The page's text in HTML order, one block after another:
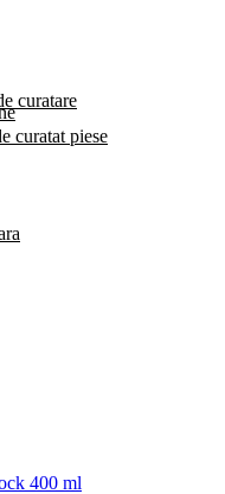
curatare
curatat piese
400 ml